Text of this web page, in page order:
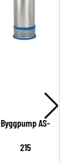
Byggpump AS-
215